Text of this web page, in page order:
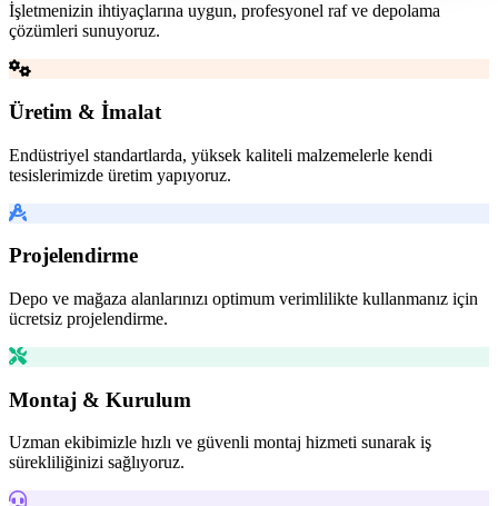
İşletmenizin ihtiyaçlarına uygun, profesyonel raf ve depolama
çözümleri sunuyoruz.
Üretim & İmalat
Endüstriyel standartlarda, yüksek kaliteli malzemelerle kendi
tesislerimizde üretim yapıyoruz.
Projelendirme
Depo ve mağaza alanlarınızı optimum verimlilikte kullanmanız için
ücretsiz projelendirme.
Montaj & Kurulum
Uzman ekibimizle hızlı ve güvenli montaj hizmeti sunarak iş
sürekliliğinizi sağlıyoruz.